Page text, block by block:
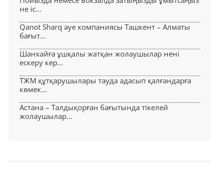
не іс...
Qanot Sharq әуе компаниясы Ташкент – Алматы
бағыт...
Шанхайға ұшқалы жатқан жолаушылар нені
ескеру кер...
ТЖМ құтқарушылары тауда адасып қалғандарға
көмек...
Астана – Талдықорған бағытында тікелей
жолаушылар...